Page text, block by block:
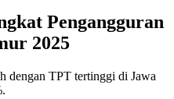
Pengangguran
2025
dengan TPT tertinggi di Jawa